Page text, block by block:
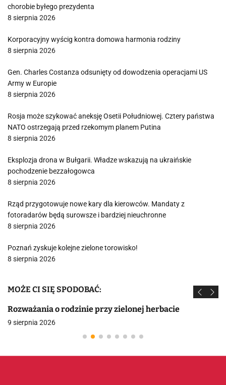
chorobie byłego prezydenta
8 sierpnia 2026
Korporacyjny wyścig kontra domowa harmonia rodziny
8 sierpnia 2026
Gen. Charles Costanza odsunięty od dowodzenia operacjami US
Army w Europie
8 sierpnia 2026
Rosja może szykować aneksję Osetii Południowej. Cztery państwa
NATO ostrzegają przed rzekomym planem Putina
8 sierpnia 2026
Eksplozja drona w Bułgarii. Władze wskazują na ukraińskie
pochodzenie bezzałogowca
8 sierpnia 2026
Rząd przygotowuje nowe kary dla kierowców. Mandaty z
fotoradarów będą surowsze i bardziej nieuchronne
8 sierpnia 2026
Poznań zyskuje kolejne zielone torowisko!
8 sierpnia 2026
MOŻE CI SIĘ SPODOBAĆ:
Rozważania o rodzinie przy zielonej herbacie
9 sierpnia 2026